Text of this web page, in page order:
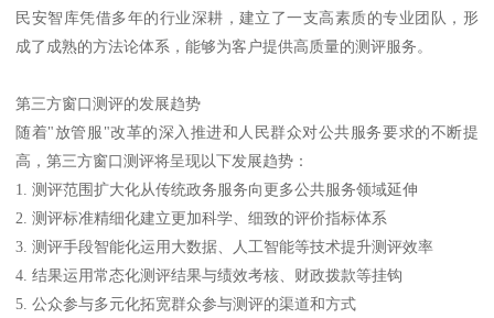
民安智库凭借多年的行业深耕，建立了一支高素质的专业团队，形
成了成熟的方法论体系，能够为客户提供高质量的测评服务。
第三方窗口测评的发展趋势
随着"放管服"改革的深入推进和人民群众对公共服务要求的不断提
高，第三方窗口测评将呈现以下发展趋势：
1. 测评范围扩大化从传统政务服务向更多公共服务领域延伸
2. 测评标准精细化建立更加科学、细致的评价指标体系
3. 测评手段智能化运用大数据、人工智能等技术提升测评效率
4. 结果运用常态化测评结果与绩效考核、财政拨款等挂钩
5. 公众参与多元化拓宽群众参与测评的渠道和方式